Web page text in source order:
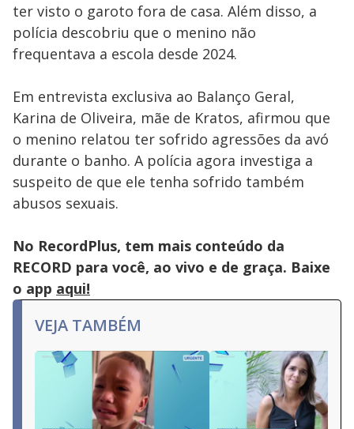
ter visto o garoto fora de casa. Além disso, a
polícia descobriu que o menino não
frequentava a escola desde 2024.
Em entrevista exclusiva ao Balanço Geral,
Karina de Oliveira, mãe de Kratos, afirmou que
o menino relatou ter sofrido agressões da avó
durante o banho. A polícia agora investiga a
suspeito de que ele tenha sofrido também
abusos sexuais.
No RecordPlus, tem mais conteúdo da
RECORD para você, ao vivo e de graça. Baixe
o app aqui!
VEJA TAMBÉM